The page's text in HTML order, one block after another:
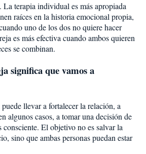
La terapia individual es más apropiada
raíces en la historia emocional propia,
uno de los dos no quiere hacer
es más efectiva cuando ambos quieren
se combinan.
significa que vamos a
llevar a fortalecer la relación, a
algunos casos, a tomar una decisión de
consciente. El objetivo no es salvar la
sino que ambas personas puedan estar